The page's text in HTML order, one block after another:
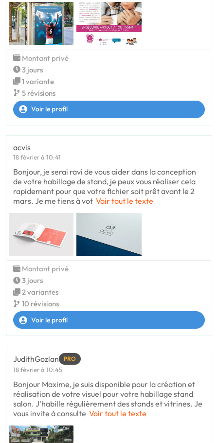
Montant privé
3 jours
1 variante
5 révisions
Voir le profil
acvis
18 février à 10:41
Bonjour, je serai ravi de vous aider dans la conception
de votre habillage de stand, je peux vous réaliser cela
rapidement pour que votre fichier soit prêt avant le 2
mars. Je me tiens à vot Voir tout le texte
Montant privé
3 jours
2 variantes
10 révisions
Voir le profil
JudithGozlan PRO
18 février à 10:45
Bonjour Maxime, je suis disponible pour la création et
réalisation de votre visuel pour votre habillage stand
salon. J'habille régulièrement des stands et vitrines. Je
vous invite à consulte Voir tout le texte